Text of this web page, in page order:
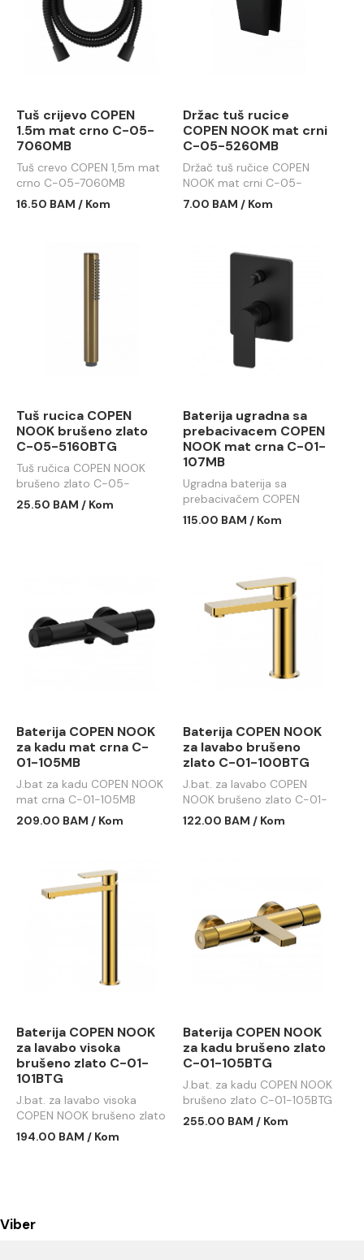
Tuš crijevo COPEN
1.5m mat crno C-05-
7060MB
Tuš crevo COPEN 1,5m mat
crno C-05-7060MB
16.50 BAM / Kom
Držac tuš rucice
COPEN NOOK mat crni
C-05-5260MB
Držač tuš ručice COPEN
NOOK mat crni C-05-
5260MB
7.00 BAM / Kom
Tuš rucica COPEN
NOOK brušeno zlato
C-05-5160BTG
Tuš ručica COPEN NOOK
brušeno zlato C-05-
5160BTG
25.50 BAM / Kom
Baterija ugradna sa
prebacivacem COPEN
NOOK mat crna C-01-
107MB
Ugradna baterija sa
prebacivačem COPEN
NOOK mat crna C-01-
115.00 BAM / Kom
Baterija COPEN NOOK
za kadu mat crna C-
01-105MB
J.bat za kadu COPEN NOOK
mat crna C-01-105MB
209.00 BAM / Kom
Baterija COPEN NOOK
za lavabo brušeno
zlato C-01-100BTG
J.bat. za lavabo COPEN
NOOK brušeno zlato C-01-
100BTG
122.00 BAM / Kom
Baterija COPEN NOOK
za lavabo visoka
brušeno zlato C-01-
101BTG
J.bat. za lavabo visoka
COPEN NOOK brušeno zlato
C-01-101BTG
194.00 BAM / Kom
Baterija COPEN NOOK
za kadu brušeno zlato
C-01-105BTG
J.bat. za kadu COPEN NOOK
brušeno zlato C-01-105BTG
255.00 BAM / Kom
Viber